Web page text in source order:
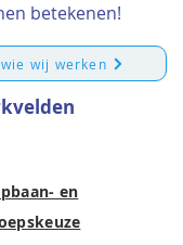
betekenen!
wij werken
en